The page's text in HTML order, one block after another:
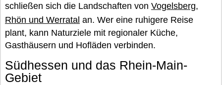
schließen sich die Landschaften von Vogelsberg,
Rhön und Werratal an. Wer eine ruhigere Reise
plant, kann Naturziele mit regionaler Küche,
Gasthäusern und Hofläden verbinden.
Südhessen und das Rhein-Main-
Gebiet